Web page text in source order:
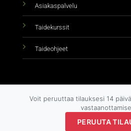
Asiakaspalvelu
Taidekurssit
Taideohjeet
Copyright 2026 ©
Voit peruuttaa tilauksesi 14
PERUUTA